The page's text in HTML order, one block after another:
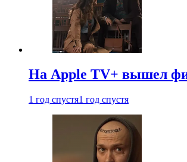
На Apple TV+ вышел
1 год спустя1 год спустя